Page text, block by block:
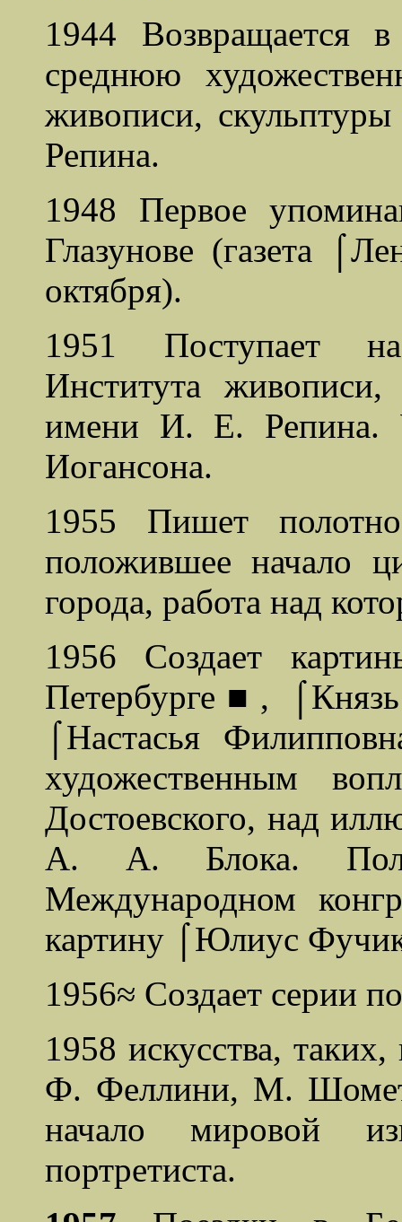
1944 Возвращается
среднюю
живописи,
Репина.
1948 Первое
Глазунове (газета
октября).
1951 Поступает
Института
имени И. Е. Репина.
Иогансона.
1955 Пишет
положившее начало
города, работа над
1956 Создает
Петербурге■,
⌠Настасья
художественным
Достоевского, над
А. А. Блока.
Международном
картину ⌠Юлиус
1956≈ Создает серии
1958 искусства,
Ф. Феллини, М.
начало мировой
портретиста.